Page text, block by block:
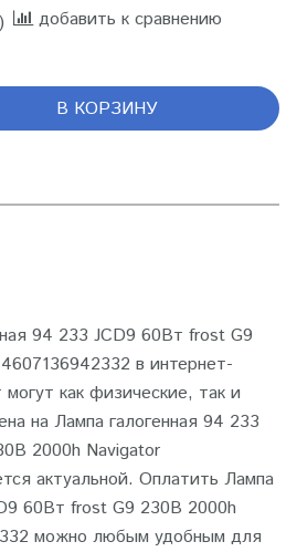
добавить к сравнению
В КОРЗИНУ
94 233 JCD9 60Вт frost G9
в интернет-
как физические, так и
на Лампа галогенная 94 233
2000h Navigator
актуальной. Оплатить Лампа
60Вт frost G9 230В 2000h
можно любым удобным для